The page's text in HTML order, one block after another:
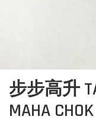
步步高升
MAHA CHOK